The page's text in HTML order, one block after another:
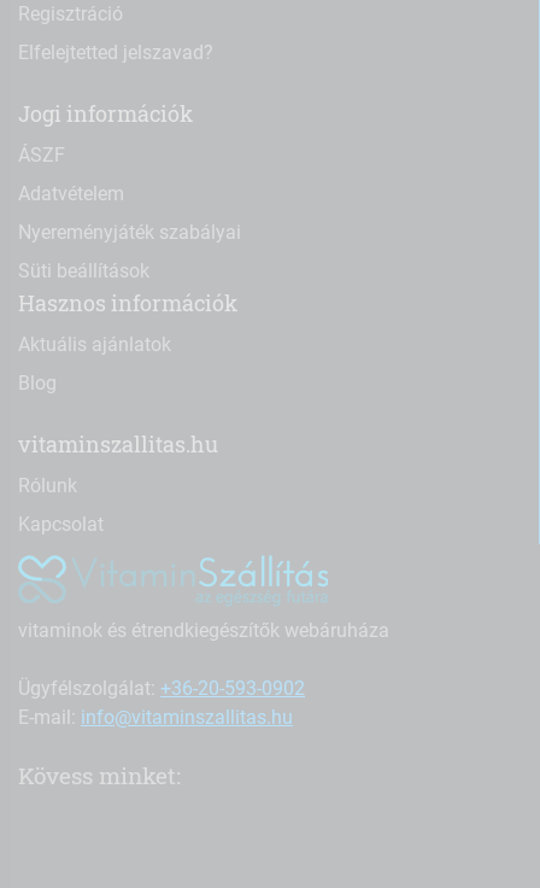
Regisztráció
Elfelejtetted jelszavad?
Jogi információk
ÁSZF
Adatvételem
Nyereményjáték szabályai
Süti beállítások
Hasznos információk
Aktuális ajánlatok
Blog
vitaminszallitas.hu
Rólunk
Kapcsolat
vitaminok és étrendkiegészítők webáruháza
Ügyfélszolgálat: +36-20-593-0902
E-mail: info@vitaminszallitas.hu
Kövess minket: